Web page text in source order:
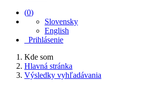
(0)
Slovensky
English
Prihlásenie
Kde som
Hlavná stránka
Výsledky vyhľadávania